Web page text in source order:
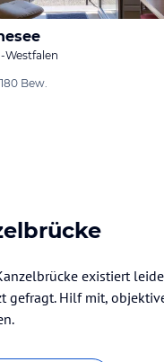
Westfalen
180 Bew.
existiert
gefragt. Hilf mit,